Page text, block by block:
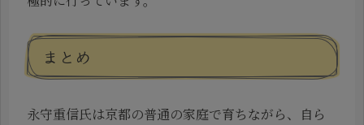
まとめ
永守重信氏は京都の普通の家庭で育ちながら、自ら